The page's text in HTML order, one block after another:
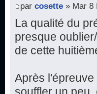
par cosette » Mar 8
La qualité du
presque
de cette
Après
souffler un